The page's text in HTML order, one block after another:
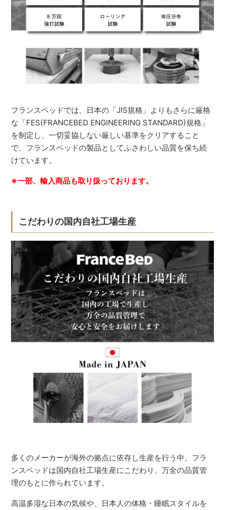
フランスベッドでは、日本の「JIS規格」よりもさらに厳格
な「FES(FRANCEBED ENGINEERING STANDARD)規格」
を制定し、一切妥協しない厳しい基準をクリアすること
で、フランスベッドの製品としてふさわしい品質を保ち続
けています。
※一部、輸入商品も取り扱っております。
こだわりの国内自社工場生産
多くのメーカーが海外の拠点に依存し生産を行う中、フラ
ンスベッドは国内自社工場生産にこだわり、万全の品質管
理のもとに作られています。
高温多湿な日本の気候や、日本人の体格・睡眠スタイルを